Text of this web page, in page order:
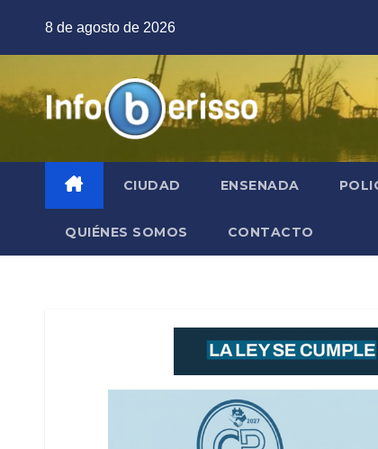
8 de agosto de 2026
CIUDAD ENSENADA
QUIÉNES SOMOS CONTACTO